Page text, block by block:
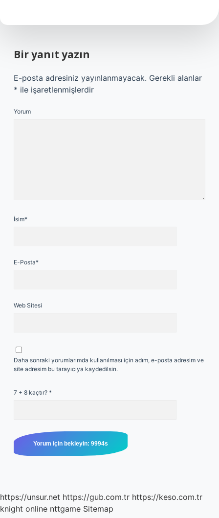
Bir yanıt yazın
E-posta adresiniz yayınlanmayacak. Gerekli alanlar
* ile işaretlenmişlerdir
Yorum
İsim*
E-Posta*
Web Sitesi
Daha sonraki yorumlarımda kullanılması için adım, e-posta adresim ve
site adresim bu tarayıcıya kaydedilsin.
7 + 8 kaçtır? *
https://unsur.net https://gub.com.tr https://keso.com.tr
knight online nttgame Sitemap